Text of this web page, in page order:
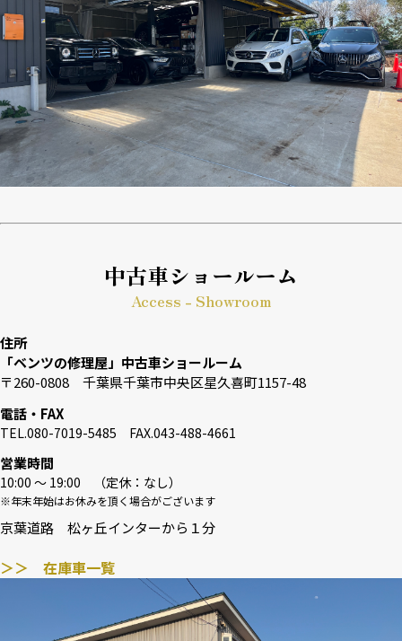
中古車ショールーム
Access - Showroom
住所
「ベンツの修理屋」中古車ショールーム
〒260-0808 千葉県千葉市中央区星久喜町1157-48
電話・FAX
TEL.080-7019-5485 FAX.043-488-4661
営業時間
10:00 〜 19:00 （定休：なし）
※年末年始はお休みを頂く場合がございます
京葉道路 松ヶ丘インターから１分
＞＞ 在庫車一覧